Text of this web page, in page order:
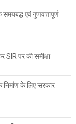
एवं गुणवत्तापूर्ण
SIR पर की समीक्षा
के लिए सरकार